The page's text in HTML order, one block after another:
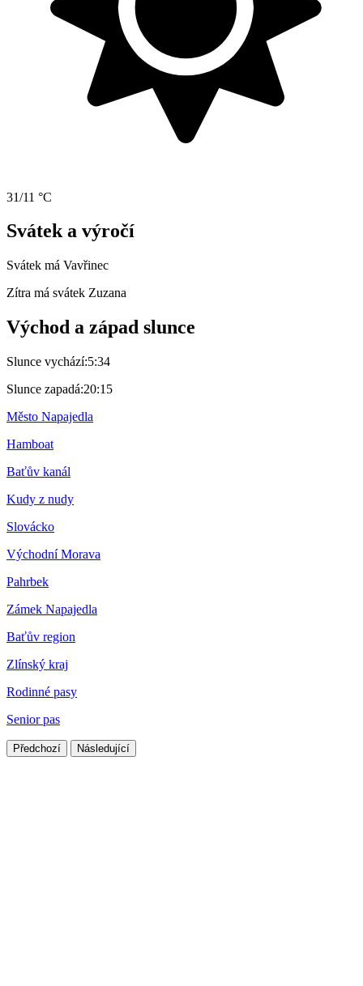
31/11 °C
Svátek a výročí
Svátek má Vavřinec
Zítra má svátek Zuzana
Východ a západ slunce
Slunce vychází:5:34
Slunce zapadá:20:15
Město Napajedla
Hamboat
Baťův kanál
Kudy z nudy
Slovácko
Východní Morava
Pahrbek
Zámek Napajedla
Baťův region
Zlínský kraj
Rodinné pasy
Senior pas
Předchozí Následující